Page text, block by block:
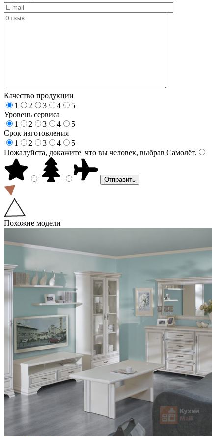
Качество продукции
1
2 3 4
5
Уровень сервиса
1
2 3 4
5
Срок изготовления
1
2 3 4
5
Пожалуйста, докажите, что вы человек, выбрав Самолёт.
Похожие модели